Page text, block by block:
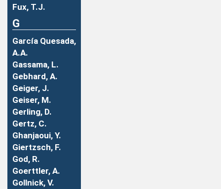
Fux, T.J.
G
García Quesada,
A.A.
Gassama, L.
Gebhard, A.
Geiger, J.
Geiser, M.
Gerling, D.
Gertz, C.
Ghanjaoui, Y.
Giertzsch, F.
God, R.
Goerttler, A.
Gollnick, V.